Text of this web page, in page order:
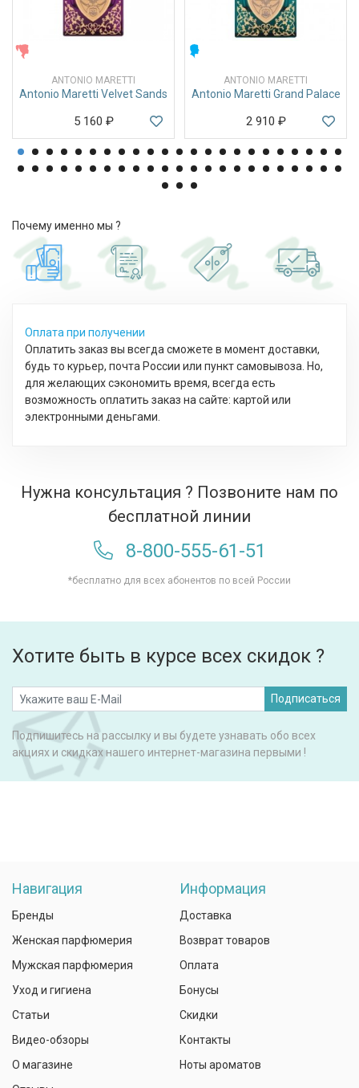
ANTONIO MARETTI
Antonio Maretti Velvet Sands
5 160 ₽
ANTONIO MARETTI
Antonio Maretti Grand Palace
2 910 ₽
Почему именно мы ?
Оплата при получении
Оплатить заказ вы всегда сможете в момент доставки,
будь то курьер, почта России или пункт самовывоза. Но,
для желающих сэкономить время, всегда есть
возможность оплатить заказ на сайте: картой или
электронными деньгами.
Нужна консультация ? Позвоните нам по
бесплатной линии
8-800-555-61-51
*бесплатно для всех абонентов по всей России
Хотите быть в курсе всех скидок ?
Подписаться
Подпишитесь на рассылку и вы будете узнавать обо всех
акциях и скидках нашего интернет-магазина первыми !
Навигация
Бренды
Женская парфюмерия
Мужская парфюмерия
Уход и гигиена
Статьи
Видео-обзоры
О магазине
Информация
Доставка
Возврат товаров
Оплата
Бонусы
Скидки
Контакты
Ноты ароматов